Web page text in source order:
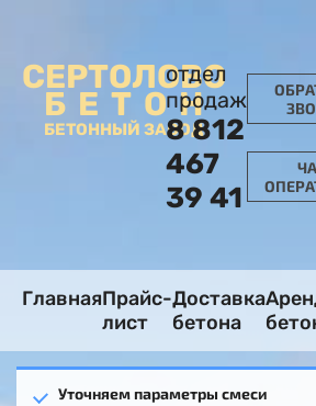
СЕРТОЛОВО
БЕТОН
БЕТОННЫЙ ЗАВОД
отдел
продаж
8 812
467
39 41
ГлавнаяПрайс-
лист
Доставка
бетона
Уточняем параметры смеси